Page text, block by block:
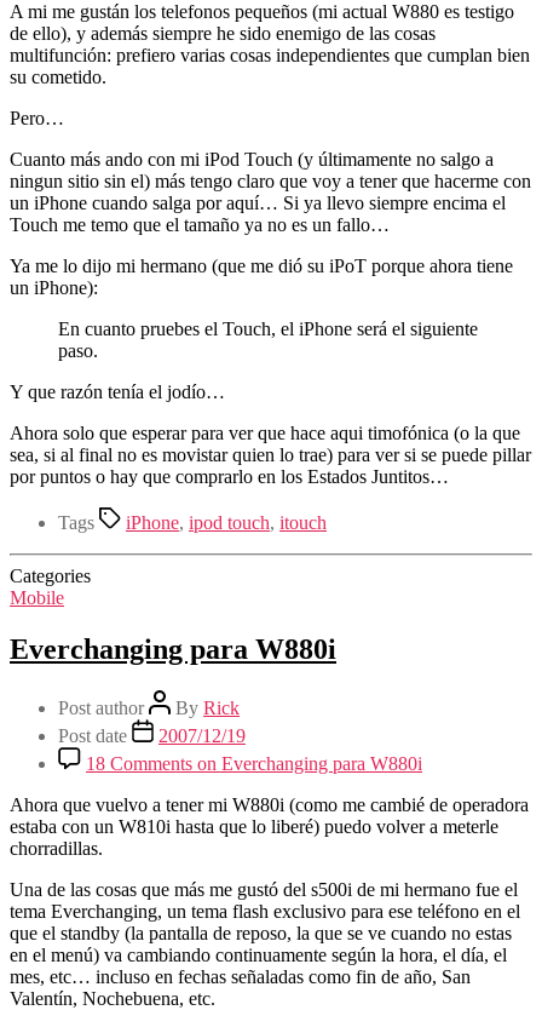
A mi me gustán los telefonos pequeños (mi actual W880 es testigo
de ello), y además siempre he sido enemigo de las cosas
multifunción: prefiero varias cosas independientes que cumplan bien
su cometido.
Pero…
Cuanto más ando con mi iPod Touch (y últimamente no salgo a
ningun sitio sin el) más tengo claro que voy a tener que hacerme con
un iPhone cuando salga por aquí… Si ya llevo siempre encima el
Touch me temo que el tamaño ya no es un fallo…
Ya me lo dijo mi hermano (que me dió su iPoT porque ahora tiene
un iPhone):
En cuanto pruebes el Touch, el iPhone será el siguiente
paso.
Y que razón tenía el jodío…
Ahora solo que esperar para ver que hace aqui timofónica (o la que
sea, si al final no es movistar quien lo trae) para ver si se puede pillar
por puntos o hay que comprarlo en los Estados Juntitos…
Tags iPhone, ipod touch, itouch
Categories
Mobile
Everchanging para W880i
Post author By Rick
Post date
2007/12/19
18 Comments on Everchanging para W880i
Ahora que vuelvo a tener mi W880i (como me cambié de operadora
estaba con un W810i hasta que lo liberé) puedo volver a meterle
chorradillas.
Una de las cosas que más me gustó del s500i de mi hermano fue el
tema Everchanging, un tema flash exclusivo para ese teléfono en el
que el standby (la pantalla de reposo, la que se ve cuando no estas
en el menú) va cambiando continuamente según la hora, el día, el
mes, etc… incluso en fechas señaladas como fin de año, San
Valentín, Nochebuena, etc.